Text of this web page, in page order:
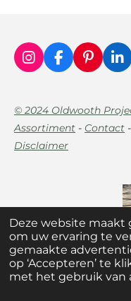
Deze website maakt
om uw ervaring te
gemaakte
op ‘Accepteren’ te
met het gebruik van
I
n
t
a
g
r
F
a
e
b
o
o
P
i
e
r
L
i
k
e
d
© 2024 Oldwooth
Assortiment - Contact
Disclaimer